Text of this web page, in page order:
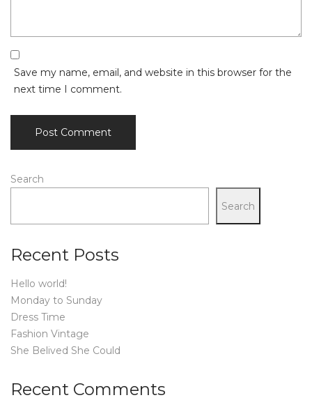
Save my name, email, and website in this browser for the
next time I comment.
Search
Search
Recent Posts
Hello world!
Monday to Sunday
Dress Time
Fashion Vintage
She Belived She Could
Recent Comments